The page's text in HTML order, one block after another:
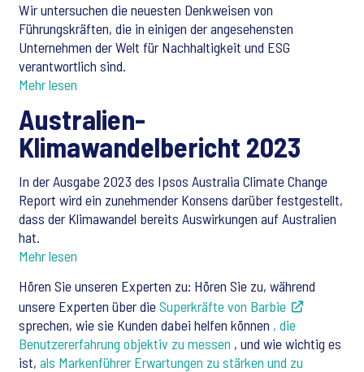
Wir untersuchen die neuesten Denkweisen von
Führungskräften, die in einigen der angesehensten
Unternehmen der Welt für Nachhaltigkeit und ESG
verantwortlich sind.
Mehr lesen
Australien-
Klimawandelbericht 2023
In der Ausgabe 2023 des Ipsos Australia Climate Change
Report wird ein zunehmender Konsens darüber festgestellt,
dass der Klimawandel bereits Auswirkungen auf Australien
hat.
Mehr lesen
Hören Sie unseren Experten zu: Hören Sie zu, während
unsere Experten über dieSuperkräfte von Barbie
sprechen, wie sie Kunden dabei helfen können , die
Benutzererfahrung objektiv zu messen , und wie wichtig es
ist, als Markenführer Erwartungen zu stärken und zu